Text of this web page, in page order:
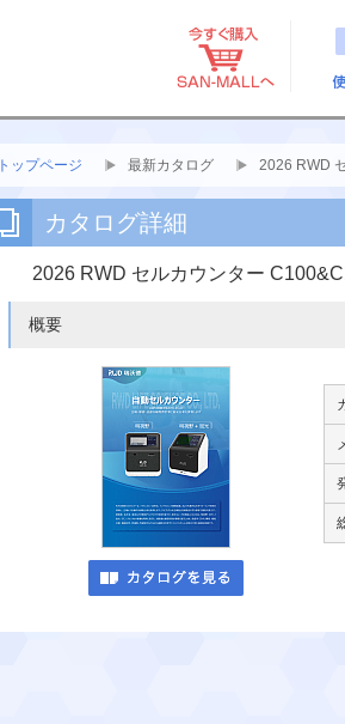
トップページ 最新カタログ 2026 RWD
カタログ詳細
2026 RWD セルカウンター
概要